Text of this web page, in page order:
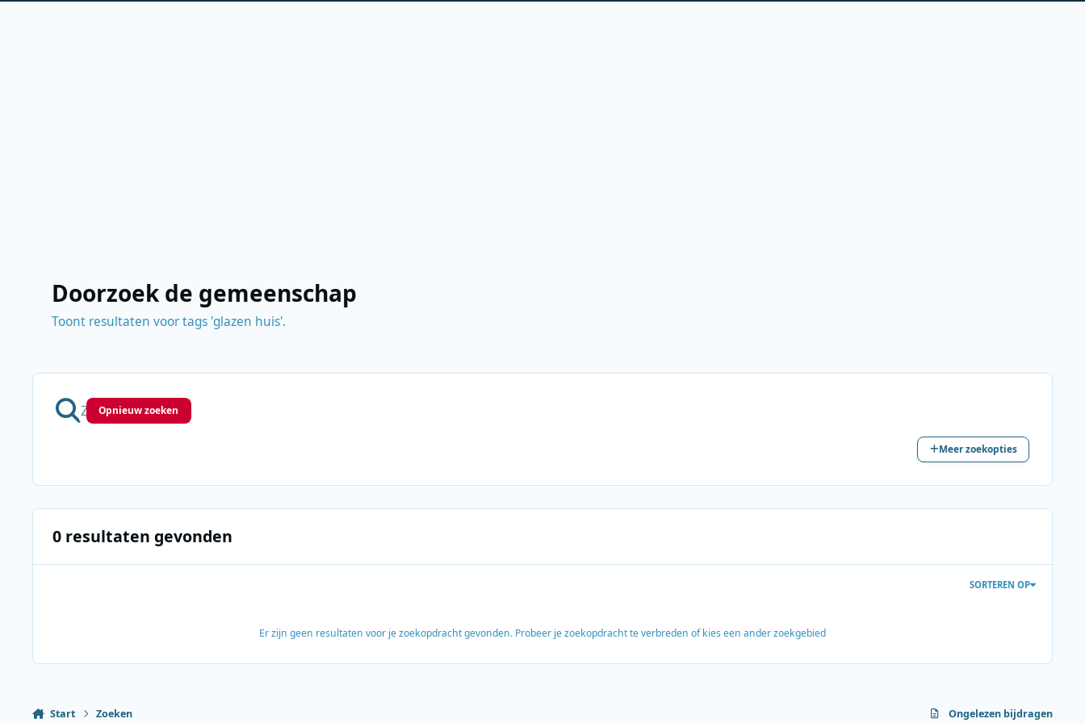
Doorzoek de gemeenschap
Toont resultaten voor tags 'glazen huis'.
Opnieuw zoeken
Meer zoekopties
0 resultaten gevonden
SORTEREN OP
Er zijn geen resultaten voor je zoekopdracht gevonden. Probeer je zoekopdracht te verbreden of kies een ander zoekgebied
Start Zoeken Ongelezen bijdragen